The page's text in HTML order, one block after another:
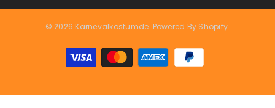
© 2026 Karnevalkostümde. Powered By Shopify.
Zahlungsarten